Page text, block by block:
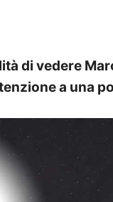
di vedere
a una